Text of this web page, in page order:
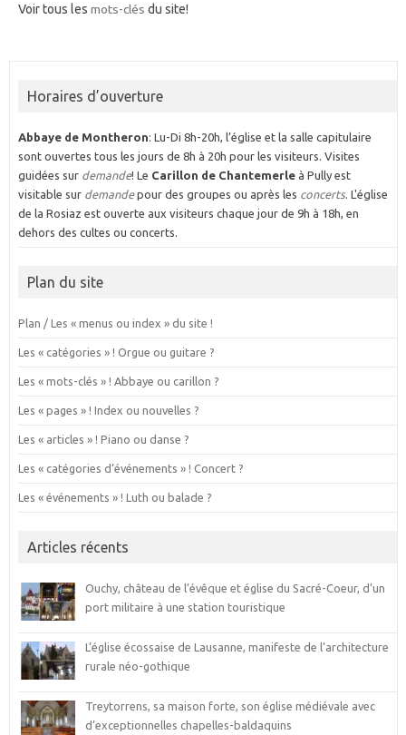
Voir tous les mots-clés du site!
Horaires d’ouverture
Abbaye de Montheron: Lu-Di 8h-20h, l’église et la salle capitulaire
sont ouvertes tous les jours de 8h à 20h pour les visiteurs. Visites
guidées sur demande! Le Carillon de Chantemerleà Pully est
visitable sur demandepour des groupes ou après les concerts. L'église
de la Rosiaz est ouverte aux visiteurs chaque jour de 9h à 18h, en
dehors des cultes ou concerts.
Plan du site
Plan / Les « menus ou index » du site !
Les « catégories » ! Orgue ou guitare ?
Les « mots-clés » ! Abbaye ou carillon ?
Les « pages » ! Index ou nouvelles ?
Les « articles » ! Piano ou danse ?
Les « catégories d’événements » ! Concert ?
Les « événements » ! Luth ou balade ?
Articles récents
Ouchy, château de l’évêque et église du Sacré-Coeur, d’un
port militaire à une station touristique
L’église écossaise de Lausanne, manifeste de l’architecture
rurale néo-gothique
Treytorrens, sa maison forte, son église médiévale avec
d’exceptionnelles chapelles-baldaquins